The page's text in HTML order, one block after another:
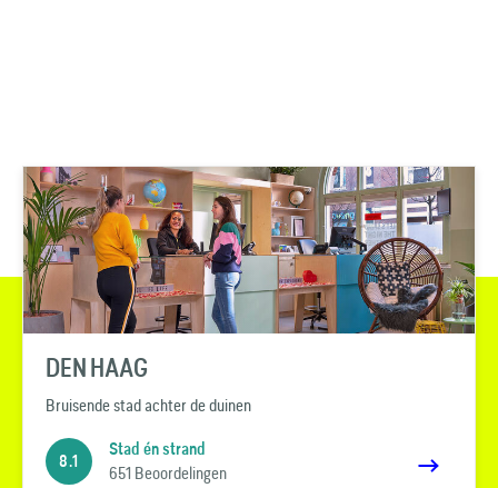
DEN HAAG
Bruisende stad achter de duinen
8.1
Stad én strand
651 Beoordelingen